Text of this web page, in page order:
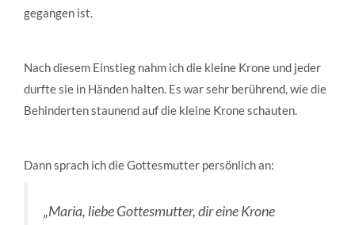
gegangen ist.
Nach diesem Einstieg nahm ich die kleine Krone und jeder
durfte sie in Händen halten. Es war sehr berührend, wie die
Behinderten staunend auf die kleine Krone schauten.
Dann sprach ich die Gottesmutter persönlich an:
„Maria, liebe Gottesmutter, dir eine Krone